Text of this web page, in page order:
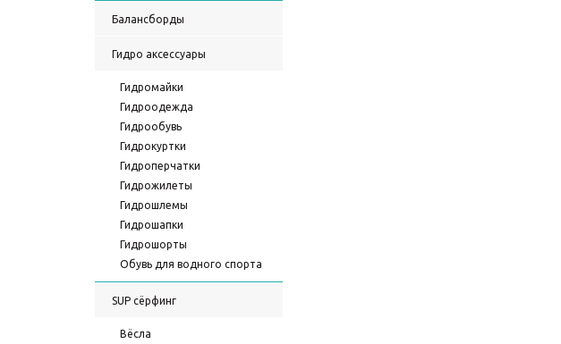
Балансборды
Гидро аксессуары
Гидромайки
Гидроодежда
Гидрообувь
Гидрокуртки
Гидроперчатки
Гидрожилеты
Гидрошлемы
Гидрошапки
Гидрошорты
Обувь для водного спорта
SUP сёрфинг
Вёсла